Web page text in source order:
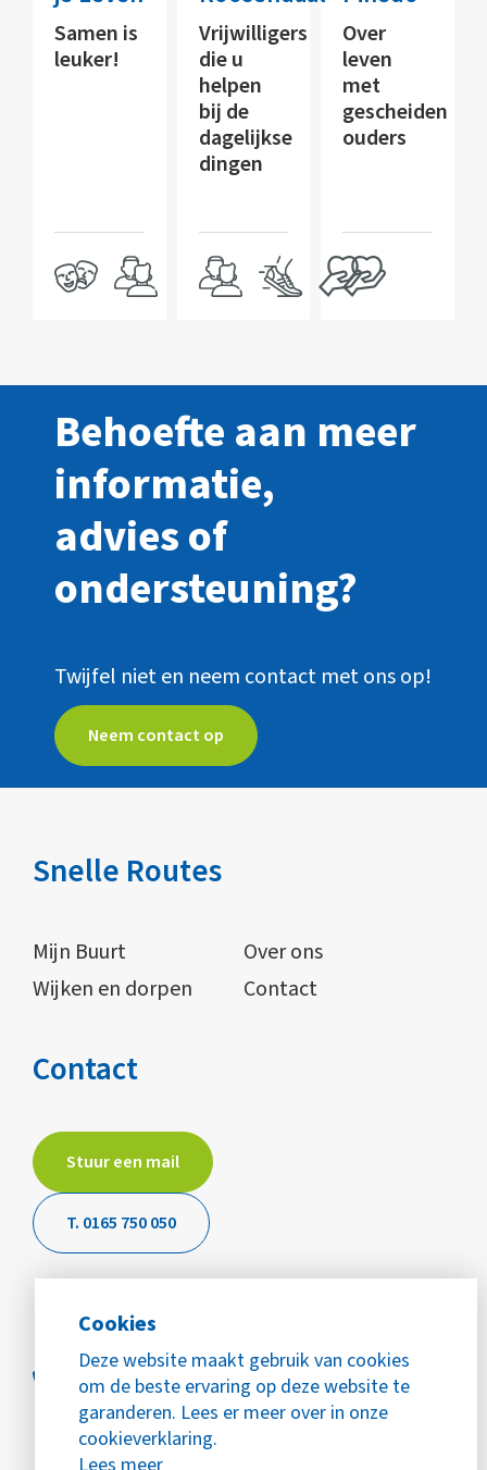
Cookies
Deze website maakt gebruik van cookies
om de beste ervaring op deze website te
garanderen. Lees er meer over in onze
cookieverklaring.
Samen is
leuker!
Vrijwilligers
die u
helpen
bij de
dagelijkse
dingen
Over
leven
met
gescheiden
ouders
Behoefte aan meer
informatie,
advies of
ondersteuning?
Twijfel niet en neem contact met ons op!
Neem contact op
Snelle Routes
Mijn Buurt
Over ons
Wijken en dorpen
Contact
Contact
Stuur een mail
T. 0165 750 050